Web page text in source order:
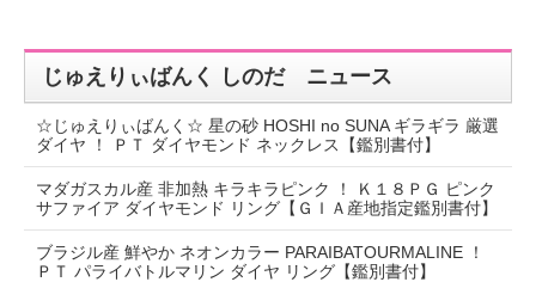
じゅえりぃばんく しのだ ニュース
☆じゅえりぃばんく☆ 星の砂 HOSHI no SUNA ギラギラ 厳選
ダイヤ ！ ＰＴ ダイヤモンド ネックレス【鑑別書付】
マダガスカル産 非加熱 キラキラピンク ！ Ｋ１８ＰＧ ピンク
サファイア ダイヤモンド リング【ＧＩＡ産地指定鑑別書付】
ブラジル産 鮮やか ネオンカラー PARAIBATOURMALINE ！
ＰＴ パライバトルマリン ダイヤ リング【鑑別書付】